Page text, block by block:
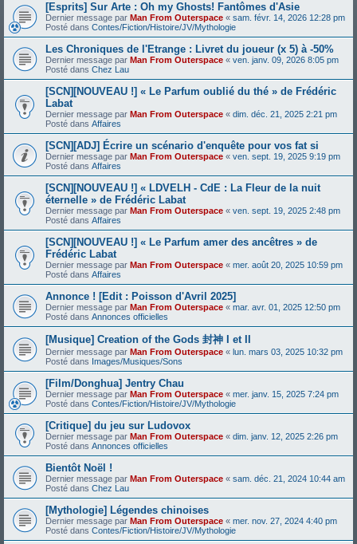
[Esprits] Sur Arte : Oh my Ghosts! Fantômes d'Asie
Dernier message par Man From Outerspace « sam. févr. 14, 2026 12:28 pm
Posté dans Contes/Fiction/Histoire/JV/Mythologie
Les Chroniques de l'Etrange : Livret du joueur (x 5) à -50%
Dernier message par Man From Outerspace « ven. janv. 09, 2026 8:05 pm
Posté dans Chez Lau
[SCN][NOUVEAU !] « Le Parfum oublié du thé » de Frédéric
Labat
Dernier message par Man From Outerspace « dim. déc. 21, 2025 2:21 pm
Posté dans Affaires
[SCN][ADJ] Écrire un scénario d'enquête pour vos fat si
Dernier message par Man From Outerspace « ven. sept. 19, 2025 9:19 pm
Posté dans Affaires
[SCN][NOUVEAU !] « LDVELH - CdE : La Fleur de la nuit
éternelle » de Frédéric Labat
Dernier message par Man From Outerspace « ven. sept. 19, 2025 2:48 pm
Posté dans Affaires
[SCN][NOUVEAU !] « Le Parfum amer des ancêtres » de
Frédéric Labat
Dernier message par Man From Outerspace « mer. août 20, 2025 10:59 pm
Posté dans Affaires
Annonce ! [Edit : Poisson d'Avril 2025]
Dernier message par Man From Outerspace « mar. avr. 01, 2025 12:50 pm
Posté dans Annonces officielles
[Musique] Creation of the Gods 封神 I et II
Dernier message par Man From Outerspace « lun. mars 03, 2025 10:32 pm
Posté dans Images/Musiques/Sons
[Film/Donghua] Jentry Chau
Dernier message par Man From Outerspace « mer. janv. 15, 2025 7:24 pm
Posté dans Contes/Fiction/Histoire/JV/Mythologie
[Critique] du jeu sur Ludovox
Dernier message par Man From Outerspace « dim. janv. 12, 2025 2:26 pm
Posté dans Annonces officielles
Bientôt Noël !
Dernier message par Man From Outerspace « sam. déc. 21, 2024 10:44 am
Posté dans Chez Lau
[Mythologie] Légendes chinoises
Dernier message par Man From Outerspace « mer. nov. 27, 2024 4:40 pm
Posté dans Contes/Fiction/Histoire/JV/Mythologie